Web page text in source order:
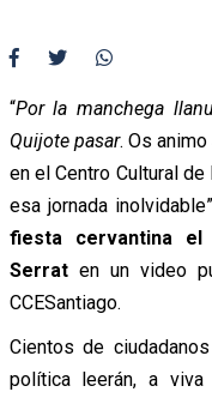
“Por la manchega
Quijote pasar. Os
en el Centro Cultural
esa jornada
fiesta cervantina el
Serraten un video
CCESantiago.
Cientos de
política leerán, a